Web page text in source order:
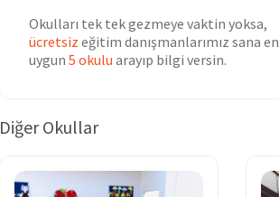
Okulları tek tek gezmeye vaktin yoksa,
ücretsiz eğitim danışmanlarımız sana en
uygun 5 okulu arayıp bilgi versin.
Diğer Okullar